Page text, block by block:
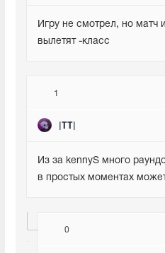
Игру не смотрел, но матч
вылетят -класс
1
|TT|
Из за kennyS много
в простых моментах
0